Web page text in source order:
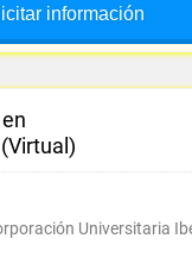
información
Universitaria